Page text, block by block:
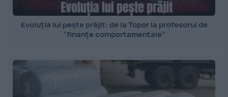
Evoluția lui pește prăjit: de la Topor la profesorul de
”finanțe comportamentale”